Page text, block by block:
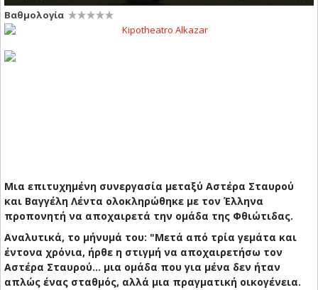
Βαθμολογία
Μια επιτυχημένη συνεργασία μεταξύ Αστέρα Σταυρού
και Βαγγέλη Λέντα ολοκληρώθηκε με τον Έλληνα
προπονητή να αποχαιρετά την ομάδα της Φθιώτιδας.
Αναλυτικά, το μήνυμά του: "Μετά από τρία γεμάτα και
έντονα χρόνια, ήρθε η στιγμή να αποχαιρετήσω τον
Αστέρα Σταυρού… μια ομάδα που για μένα δεν ήταν
απλώς ένας σταθμός, αλλά μια πραγματική οικογένεια.